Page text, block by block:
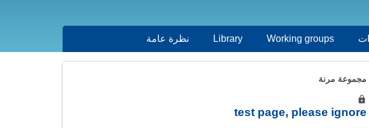
Working groups (علامة التبويب النشطة)
Library نظرة عامة
مجموعة مرنة
test page, please ignore